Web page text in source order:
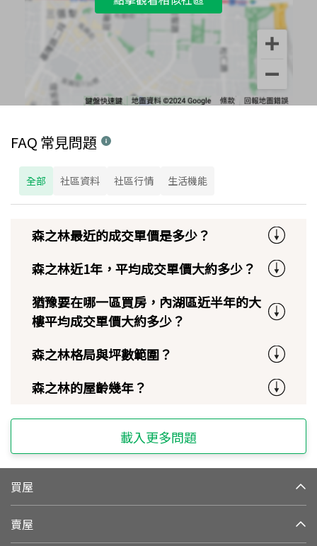
FAQ 常見問題
全部 社區資料 社區行情 生活機能
森之林最近的成交單價是多少？
森之林近1年，平均成交單價大約多少？
猶豫要在哪一區買房，內湖區近半年的大
樓平均成交單價大約多少？
森之林格局與坪數範圍？
森之林的屋齡幾年？
載入更多問題
買屋
賣屋